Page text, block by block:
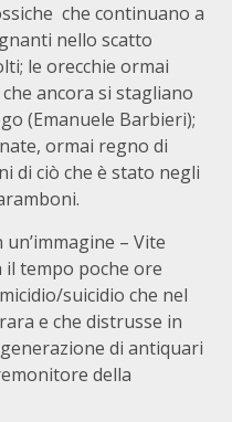
che continuano a
nello scatto
le orecchie ormai
ancora si stagliano
(Emanuele Barbieri);
ormai regno di
di ciò che è stato negli
– Vite
tempo poche ore
suicidio che nel
e che distrusse in
di antiquari
della